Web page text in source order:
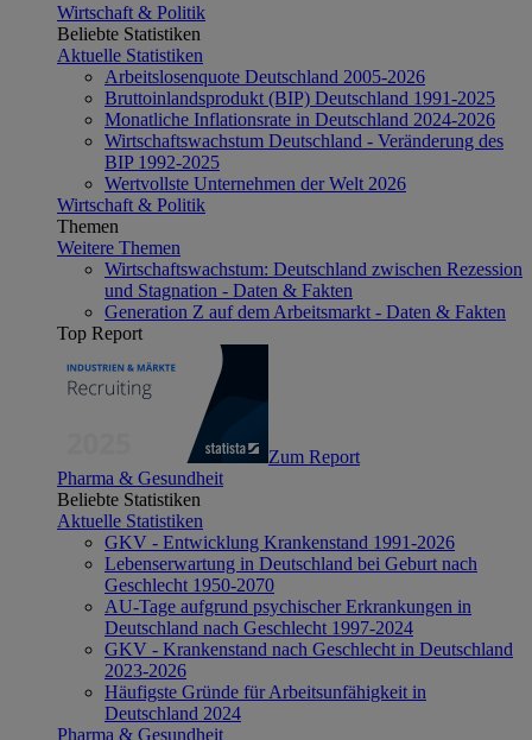
Wirtschaft & Politik
Beliebte Statistiken
Aktuelle Statistiken
Arbeitslosenquote Deutschland 2005-2026
Bruttoinlandsprodukt (BIP) Deutschland 1991-2025
Monatliche Inflationsrate in Deutschland 2024-2026
Wirtschaftswachstum Deutschland - Veränderung des
BIP 1992-2025
Wertvollste Unternehmen der Welt 2026
Wirtschaft & Politik
Themen
Weitere Themen
Wirtschaftswachstum: Deutschland zwischen Rezession
und Stagnation - Daten & Fakten
Generation Z auf dem Arbeitsmarkt - Daten & Fakten
Top Report
Zum Report
Pharma & Gesundheit
Beliebte Statistiken
Aktuelle Statistiken
GKV - Entwicklung Krankenstand 1991-2026
Lebenserwartung in Deutschland bei Geburt nach
Geschlecht 1950-2070
AU-Tage aufgrund psychischer Erkrankungen in
Deutschland nach Geschlecht 1997-2024
GKV - Krankenstand nach Geschlecht in Deutschland
2023-2026
Häufigste Gründe für Arbeitsunfähigkeit in
Deutschland 2024
Pharma & Gesundheit